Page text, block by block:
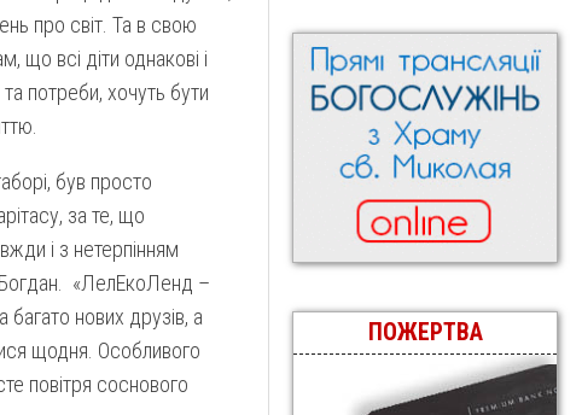
про світ. Та в свою
що всі діти однакові і
потреби, хочуть бути
був просто
за те, що
і з нетерпінням
Богдан. «ЛелЕкоЛенд –
нових друзів, а
щодня. Особливого
повітря соснового
ПОЖЕРТВА